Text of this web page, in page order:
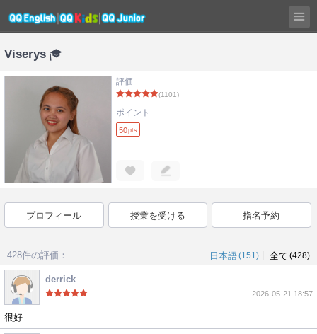
Viserys
評価
(1101)
ポイント
50pts
プロフィール 授業を受ける 指名予約
428件の評価： 日本語(151) 全て (428)
derrick
2026-05-21 18:57
很好